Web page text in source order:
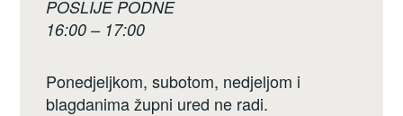
POSLIJE PODNE
16:00 – 17:00
Ponedjeljkom, subotom, nedjeljom i
blagdanima župni ured ne radi.